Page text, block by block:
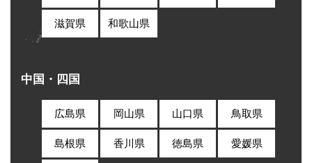
滋賀県 和歌山県
中国・四国
広島県 岡山県 山口県 鳥取県
島根県 香川県 徳島県 愛媛県